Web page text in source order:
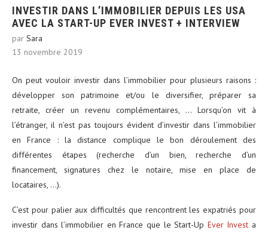
INVESTIR DANS L’IMMOBILIER DEPUIS LES USA
AVEC LA START-UP EVER INVEST + INTERVIEW
par Sara
13 novembre 2019
On peut vouloir investir dans l’immobilier pour plusieurs raisons :
développer son patrimoine et/ou le diversifier, préparer sa
retraite, créer un revenu complémentaires, … Lorsqu’on vit à
l’étranger, il n’est pas toujours évident d’investir dans l’immobilier
en France : la distance complique le bon déroulement des
différentes étapes (recherche d’un bien, recherche d’un
financement, signatures chez le notaire, mise en place de
locataires, …).
C’est pour palier aux difficultés que rencontrent les expatriés pour
investir dans l’immobilier en France que le Start-Up Ever Invest a